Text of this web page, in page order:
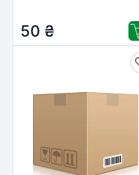
(PCR1010/HP1000-PCR)
50 ₴